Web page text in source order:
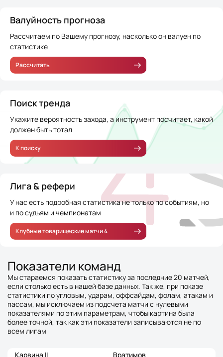
Валуйность прогноза
Рассчитаем по Вашему прогнозу, насколько он валуен по
статистике
Рассчитать
Поиск тренда
Укажите вероятность захода, а инструмент посчитает, какой
должен быть тотал
К поиску
Лига & рефери
У нас есть подробная статистика не только по событиям, но
и по судьям и чемпионатам
Клубные товарищеские матчи 4
Показатели команд
Мы стараемся показать статистику за последние 20 матчей,
если столько есть в нашей базе данных. Так же, при показе
статистики по угловым, ударам, оффсайдам, фолам, атакам и
пассам, мы исключаем из подсчета матчи с нулевыми
показателями по этим параметрам, чтобы картина была
более точной, так как эти показатели записываются не по
всем лигам
Карвина II Вратимов